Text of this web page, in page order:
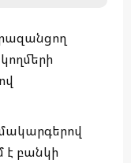
է բանկի